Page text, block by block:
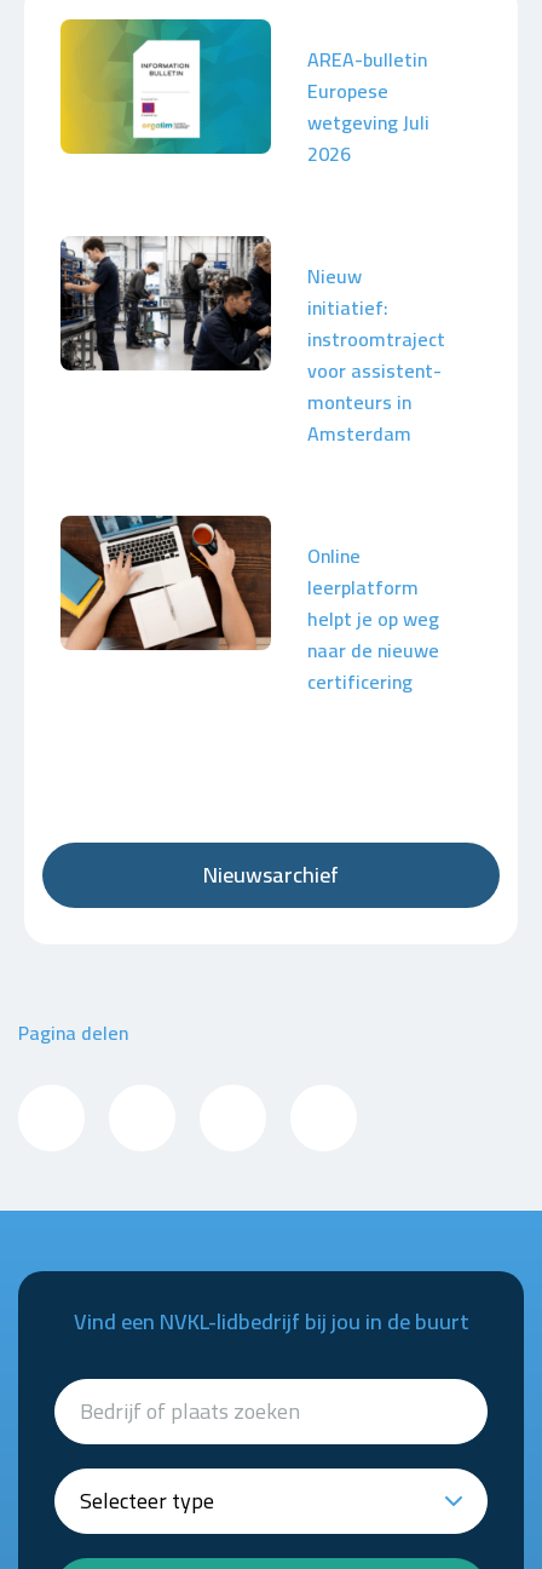
AREA-bulletin
Europese
wetgeving Juli
2026
Nieuw
initiatief:
instroomtraject
voor assistent-
monteurs in
Amsterdam
Online
leerplatform
helpt je op weg
naar de nieuwe
certificering
Nieuwsarchief
Pagina delen
Vind een NVKL-lidbedrijf bij jou in de buurt